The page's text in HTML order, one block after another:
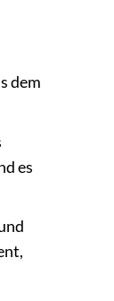
dem
es